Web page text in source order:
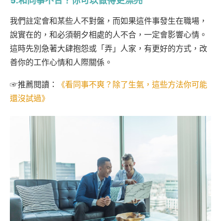
我們註定會和某些人不對盤，而如果這件事發生在職場，
說實在的，和必須朝夕相處的人不合，一定會影響心情。
這時先別急著大肆抱怨或「弄」人家，有更好的方式，改
善你的工作心情和人際關係。
☞推薦閱讀：
《看同事不爽？除了生氣，這些方法你可能
還沒試過》